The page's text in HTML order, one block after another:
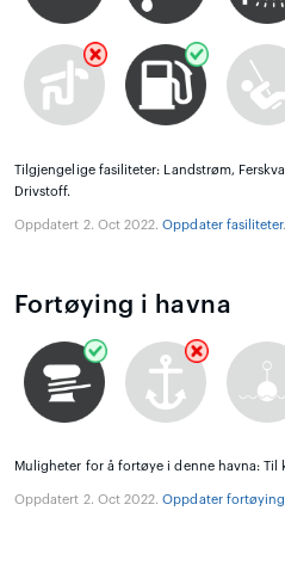
Tilgjengelige fasiliteter: Landstrøm,
Drivstoff.
Oppdatert 2. Oct 2022.Oppdater fasiliteter.
Fortøying i havna
Muligheter for å fortøye i denne havna: Til
Oppdatert 2. Oct 2022.Oppdater fortøying